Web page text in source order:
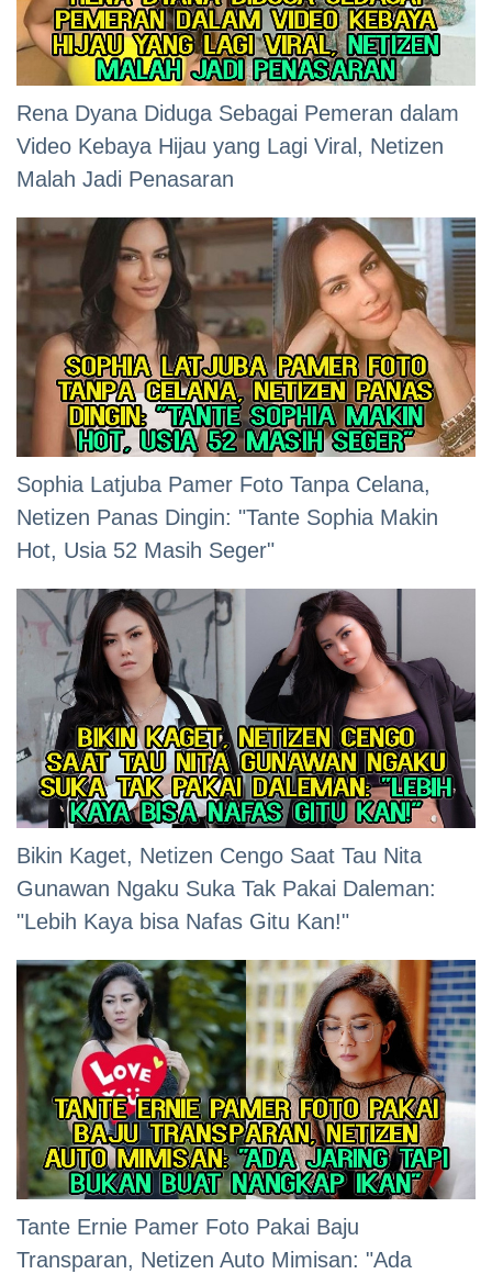
Rena Dyana Diduga Sebagai Pemeran dalam
Video Kebaya Hijau yang Lagi Viral, Netizen
Malah Jadi Penasaran
Sophia Latjuba Pamer Foto Tanpa Celana,
Netizen Panas Dingin: "Tante Sophia Makin
Hot, Usia 52 Masih Seger"
Bikin Kaget, Netizen Cengo Saat Tau Nita
Gunawan Ngaku Suka Tak Pakai Daleman:
"Lebih Kaya bisa Nafas Gitu Kan!"
Tante Ernie Pamer Foto Pakai Baju
Transparan, Netizen Auto Mimisan: "Ada